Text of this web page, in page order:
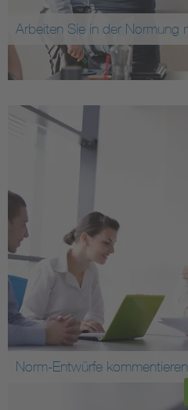
Arbeiten Sie in der Normung
Norm-Entwürfe kommentieren